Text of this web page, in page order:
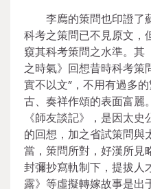
李廌的策問也印證了
科考之策問已不見原文，
窺其科考策問之水準。其
之時氣》回想昔時科考策
實不以文”，不用有過多
古、奏祥作頌的表面富麗
《師友談記》，是因太
的回想，加之省試策問與
當，策問所對，好漢所見
封彌抄寫軌制下，提拔人
露》等虛擬轉嫁故事是出